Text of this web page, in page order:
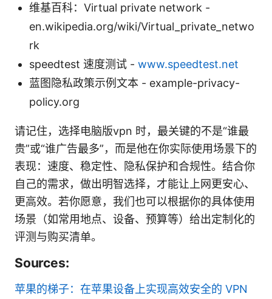
维基百科：Virtual private network -
en.wikipedia.org/wiki/Virtual_private_netwo
rk
speedtest 速度测试 - www.speedtest.net
蓝图隐私政策示例文本 - example-privacy-
policy.org
请记住，选择电脑版vpn 时，最关键的不是“谁最
贵”或“谁广告最多”，而是他在你实际使用场景下的
表现：速度、稳定性、隐私保护和合规性。结合你
自己的需求，做出明智选择，才能让上网更安心、
更高效。若你愿意，我们也可以根据你的具体使用
场景（如常用地点、设备、预算等）给出定制化的
评测与购买清单。
Sources:
苹果的梯子：在苹果设备上实现高效安全的 VPN